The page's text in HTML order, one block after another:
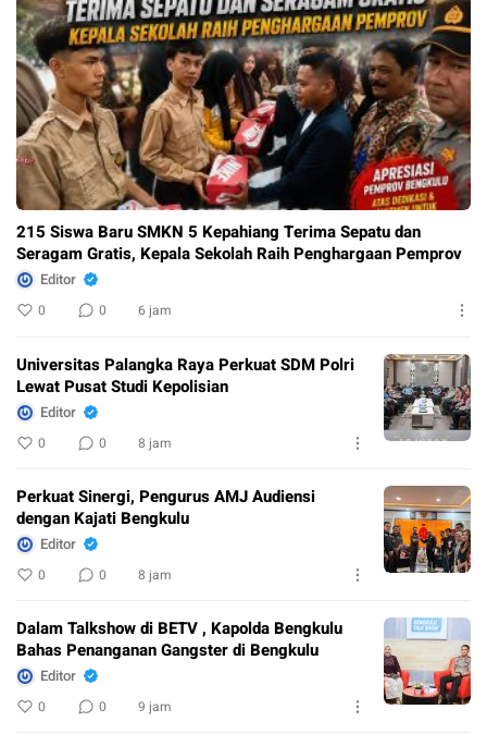
215 Siswa Baru SMKN 5 Kepahiang Terima Sepatu dan
Seragam Gratis, Kepala Sekolah Raih Penghargaan Pemprov
Editor
0 0 6 jam
Universitas Palangka Raya Perkuat SDM Polri
Lewat Pusat Studi Kepolisian
Editor
0 0 8 jam
Perkuat Sinergi, Pengurus AMJ Audiensi
dengan Kajati Bengkulu
Editor
0 0 8 jam
Dalam Talkshow di BETV , Kapolda Bengkulu
Bahas Penanganan Gangster di Bengkulu
Editor
0 0 9 jam